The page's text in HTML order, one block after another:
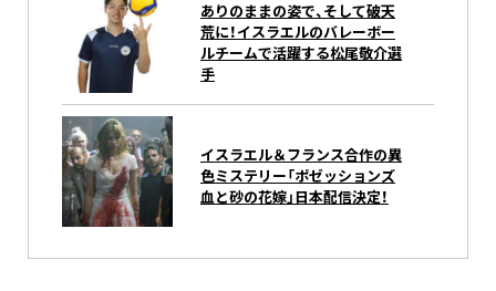
ありのままの姿で、そして破天
荒に！イスラエルのバレーボー
ルチームで活躍する松尾敬介選
手
イスラエル＆フランス合作の異
色ミステリー「ポゼッションズ
血と砂の花嫁」日本配信決定！